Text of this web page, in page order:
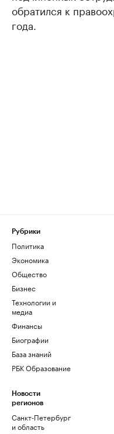
обратился к
года.
Рубрики
Политика
Экономика
Общество
Бизнес
Технологии и
медиа
Финансы
Биографии
База знаний
РБК Образование
Новости
регионов
Санкт-Петербург
и область